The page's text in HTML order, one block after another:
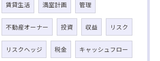
賃貸生活 満室計画 管理
不動産オーナー 投資 収益 リスク
リスクヘッジ 税金 キャッシュフロー